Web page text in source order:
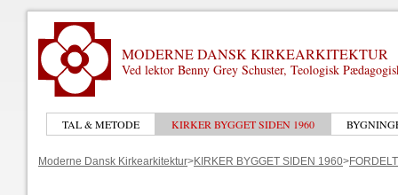
MODERNE DANSK KIRKEARKITEKTUR
Ved lektor Benny Grey Schuster, Teologisk
TAL & METODE KIRKER BYGGET SIDEN 1960
Moderne Dansk Kirkearkitektur>KIRKER BYGGET SIDEN 1960>